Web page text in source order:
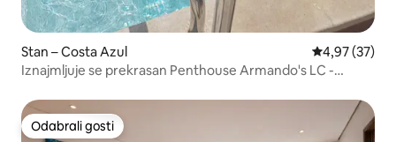
Stan – Costa Azul Prosječna
4,97 (37)
Iznajmljuje se prekrasan Penthouse Armando's LC -
Odabrali gosti
Odabrali gosti